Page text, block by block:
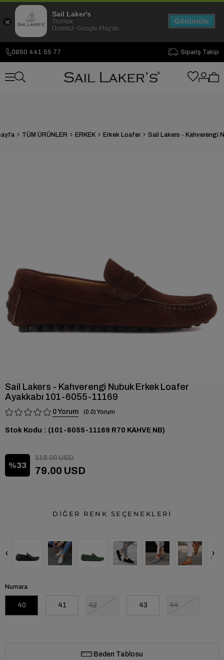
0850 441 55 77 Sipariş Takip
TÜM ÜRÜNLER ERKEK Erkek Loafer
Sail Lakers - Kahverengi Nubuk Erkek Loafer
Ayakkabı 101-6055-11169
0 0.0
Stok Kodu (101-6055-11169 R70 KAHVE NB)
33
118.00 USD
79.00 USD
DİĞER RENK SEÇENEKLERİ
‹ ›
Numara
40 41 42 43 44
Beden Tablosu
Sail Laker's
Ticimax
Ücretsiz -Google Play'de
Görüntüle